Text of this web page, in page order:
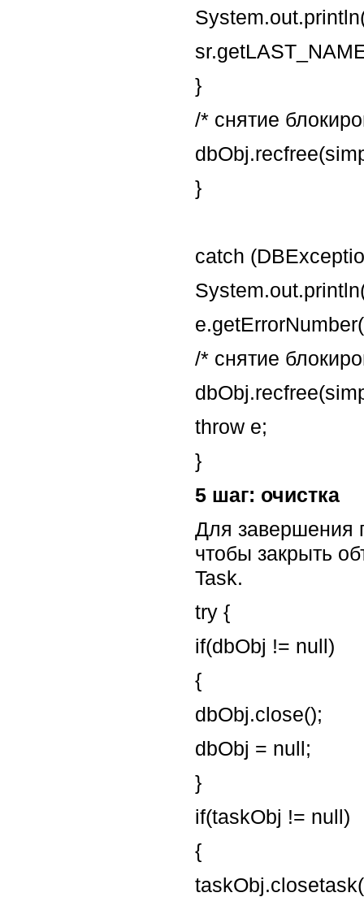
}
/* снятие
}
catch
/* снятие
throw e;
}
5 шаг: очистка
Для завершения
чтобы закрыть
Task.
try {
if(dbObj != null)
{
dbObj.close();
dbObj = null;
}
if(taskObj != null)
{